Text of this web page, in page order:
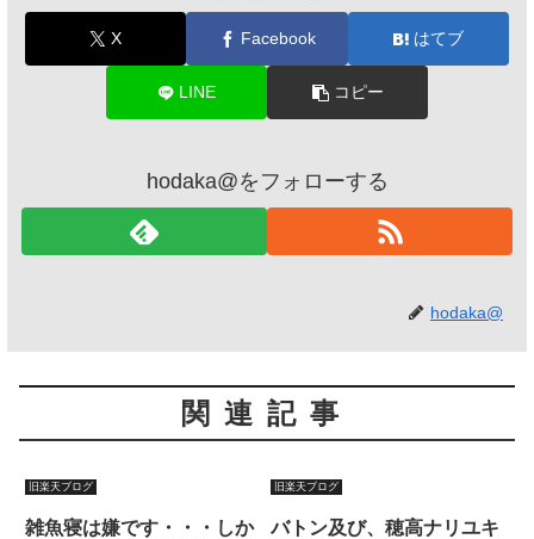
X Facebook はてブ
LINE コピー
hodaka@をフォローする
hodaka@
関連記事
旧楽天ブログ
雑魚寝は嫌です・・・しか
旧楽天ブログ
バトン及び、穂高ナリユキ